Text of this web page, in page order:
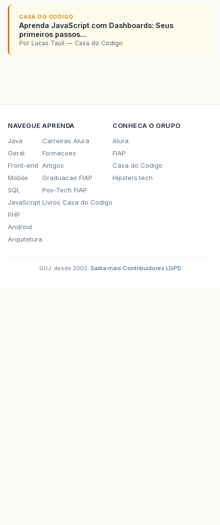
CASA DO CODIGO
Aprenda JavaScript com Dashboards: Seus
primeiros passos...
Por Lucas Tauil — Casa do Codigo
NAVEGUE
Java
Geral
Front-end
Mobile
SQL
JavaScript
PHP
Android
Arquitetura
APRENDA
Carreiras Alura
Formacoes
Artigos
Graduacao FIAP
Pos-Tech FIAP
Livros Casa do Codigo
CONHECA O GRUPO
Alura
FIAP
Casa do Codigo
Hipsters.tech
GUJ: desde 2002. Saiba mais Contribuidores LGPD